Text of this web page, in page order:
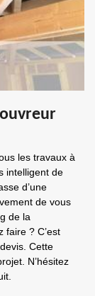
les travaux à
intelligent de
d’une
de vous
de la
faire ? C’est
Cette
N’hésitez